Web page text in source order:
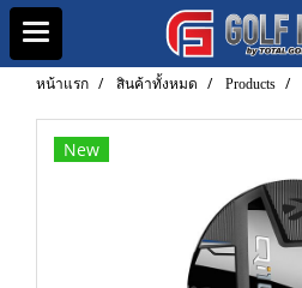
หน้าแรก สินค้าทั้งหมด Products
New